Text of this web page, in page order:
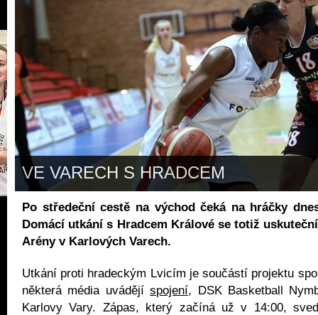
VE VARECH S HRADCEM
Po středeční cestě na východ čeká na hráčky
Domácí utkání s Hradcem Králové se totiž
Arény v Karlových Varech.
Utkání proti hradeckým Lvicím je součástí projektu
některá média uvádějíspojení, DSK Basketball
Karlovy Vary. Zápas, který začíná už v 14:00,